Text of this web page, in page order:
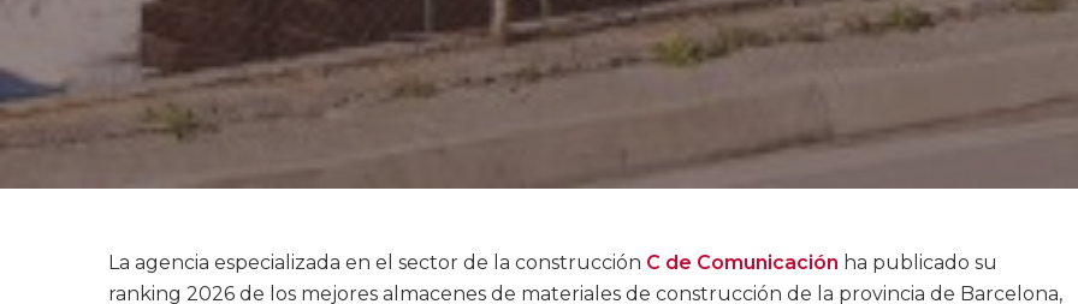
La agencia especializada en el sector de la construcción C de Comunicación ha publicado su
ranking 2026 de los mejores almacenes de materiales de construcción de la provincia de Barcelona,